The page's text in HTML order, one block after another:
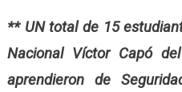
** UN total de 15
Nacional Víctor Capó
aprendieron de